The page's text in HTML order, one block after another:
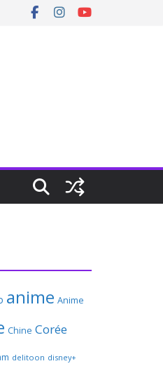
anime Anime
Chine Corée
delitoon disney+